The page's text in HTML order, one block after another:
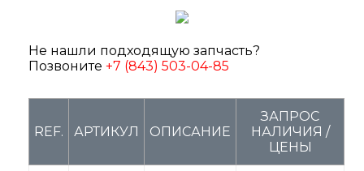
Не нашли подходящую запчасть?
Позвоните +7 (843) 503-04-85
REF. АРТИКУЛ ОПИСАНИЕ
ЗАПРОС
НАЛИЧИЯ /
ЦЕНЫ